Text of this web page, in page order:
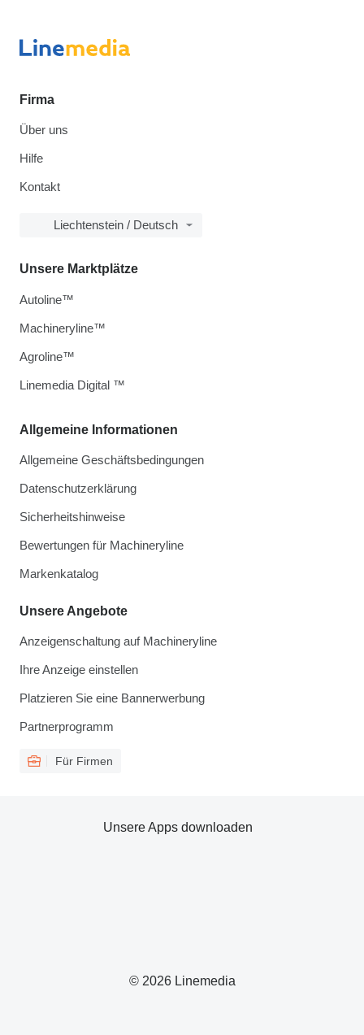
Firma
Über uns
Hilfe
Kontakt
Liechtenstein / Deutsch
Allgemeine Informationen
Allgemeine Geschäftsbedingungen
Datenschutzerklärung
Sicherheitshinweise
Bewertungen für Machineryline
Markenkatalog
Unsere Angebote
Anzeigenschaltung auf Machineryline
Ihre Anzeige einstellen
Platzieren Sie eine Bannerwerbung
Partnerprogramm
Für Firmen
Unsere Marktplätze
Autoline™
Machineryline™
Agroline™
Linemedia Digital ™
© 2026 Linemedia
Unsere Apps downloaden